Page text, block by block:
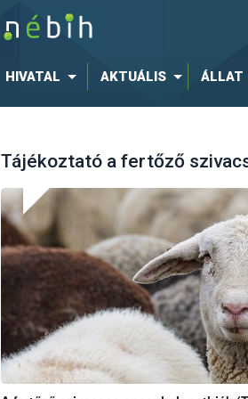
HIVATAL AKTUÁLIS ÁLLAT
Tájékoztató a fertőző